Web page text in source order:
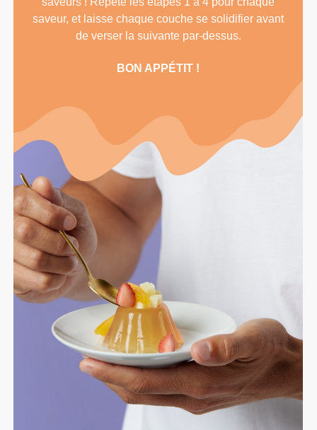
saveur, et laisse chaque couche se solidifier avant
de verser la suivante par-dessus.
BON APPÉTIT !